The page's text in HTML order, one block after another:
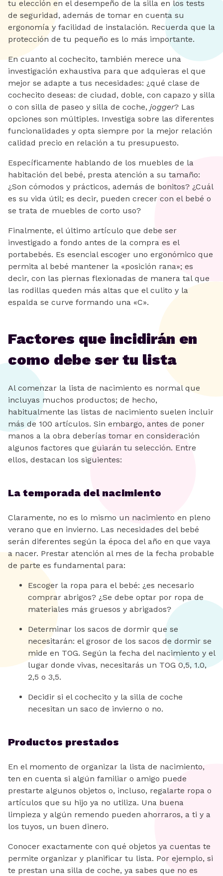
tu elección en el desempeño de la silla en los tests
de seguridad, además de tomar en cuenta su
ergonomía y facilidad de instalación. Recuerda que la
protección de tu pequeño es lo más importante.
En cuanto al cochecito, también merece una
investigación exhaustiva para que adquieras el que
mejor se adapte a tus necesidades: ¿qué clase de
cochecito deseas: de ciudad, doble, con capazo y silla
o con silla de paseo y silla de coche, jogger? Las
opciones son múltiples. Investiga sobre las diferentes
funcionalidades y opta siempre por la mejor relación
calidad precio en relación a tu presupuesto.
Específicamente hablando de los muebles de la
habitación del bebé, presta atención a su tamaño:
¿Son cómodos y prácticos, además de bonitos? ¿Cuál
es su vida útil; es decir, pueden crecer con el bebé o
se trata de muebles de corto uso?
Finalmente, el último artículo que debe ser
investigado a fondo antes de la compra es el
portabebés. Es esencial escoger uno ergonómico que
permita al bebé mantener la «posición rana»; es
decir, con las piernas flexionadas de manera tal que
las rodillas queden más altas que el culito y la
espalda se curve formando una «C».
Factores que incidirán en
como debe ser tu lista
Al comenzar la lista de nacimiento es normal que
incluyas muchos productos; de hecho,
habitualmente las listas de nacimiento suelen incluir
más de 100 artículos. Sin embargo, antes de poner
manos a la obra deberías tomar en consideración
algunos factores que guiarán tu selección. Entre
ellos, destacan los siguientes:
La temporada del nacimiento
Claramente, no es lo mismo un nacimiento en pleno
verano que en invierno. Las necesidades del bebé
serán diferentes según la época del año en que vaya
a nacer. Prestar atención al mes de la fecha probable
de parte es fundamental para:
Escoger la ropa para el bebé: ¿es necesario
comprar abrigos? ¿Se debe optar por ropa de
materiales más gruesos y abrigados?
Determinar los sacos de dormir que se
necesitarán: el grosor de los sacos de dormir se
mide en TOG. Según la fecha del nacimiento y el
lugar donde vivas, necesitarás un TOG 0,5, 1.0,
2,5 o 3,5.
Decidir si el cochecito y la silla de coche
necesitan un saco de invierno o no.
Productos prestados
En el momento de organizar la lista de nacimiento,
ten en cuenta si algún familiar o amigo puede
prestarte algunos objetos o, incluso, regalarte ropa o
artículos que su hijo ya no utiliza. Una buena
limpieza y algún remendo pueden ahorraros, a ti y a
los tuyos, un buen dinero.
Conocer exactamente con qué objetos ya cuentas te
permite organizar y planificar tu lista. Por ejemplo, si
te prestan una silla de coche, ya sabes que no es